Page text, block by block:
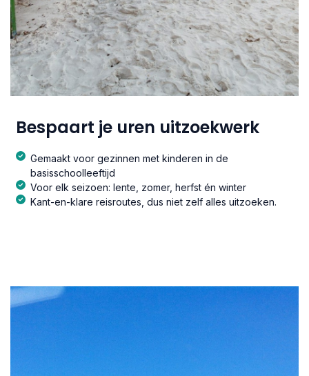
Bespaart je uren uitzoekwerk
Gemaakt voor gezinnen met kinderen in de
basisschoolleeftijd
Voor elk seizoen: lente, zomer, herfst én winter
Kant-en-klare reisroutes, dus niet zelf alles uitzoeken.